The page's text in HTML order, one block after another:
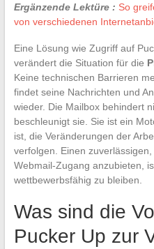
Ergänzende Lektüre : So
von verschiedenen
Eine Lösung wie Zugriff auf
verändert die Situation für die
Keine technischen Barrieren
findet seine Nachrichten und
wieder. Die Mailbox behindert
beschleunigt sie. Sie ist ein
ist, die Veränderungen der
verfolgen. Einen
Webmail-Zugang anzubieten,
wettbewerbsfähig zu bleiben.
Was sind die
Pucker Up zur